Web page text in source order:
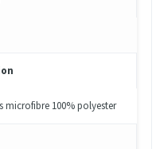
microfibre 100% polyester